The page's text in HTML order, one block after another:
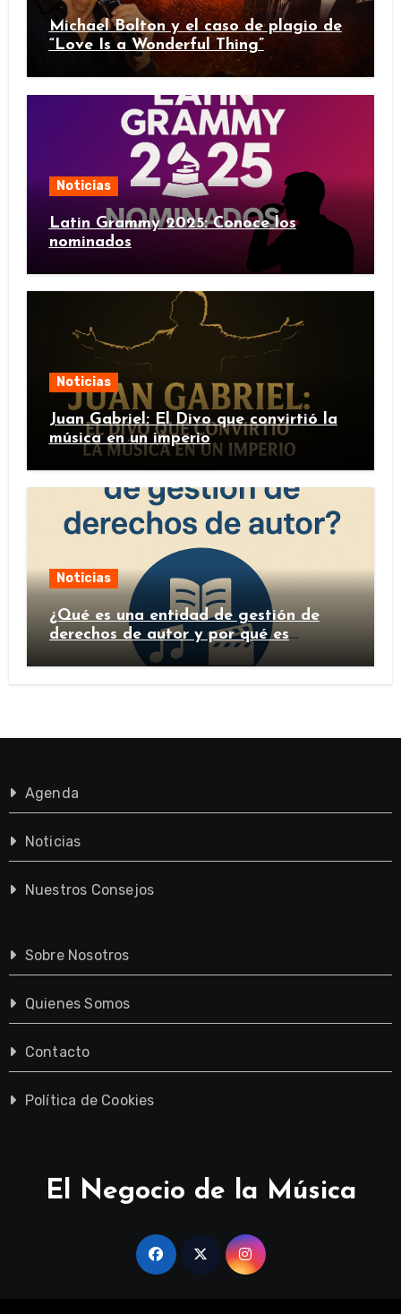
Michael Bolton y el caso de plagio de
“Love Is a Wonderful Thing”
Noticias
Latin Grammy 2025: Conoce los
nominados
Noticias
Juan Gabriel: El Divo que convirtió la
música en un imperio
Noticias
¿Qué es una entidad de gestión de
derechos de autor y por qué es
importante?
Agenda
Noticias
Nuestros Consejos
Sobre Nosotros
Quienes Somos
Contacto
Política de Cookies
El Negocio de la Música